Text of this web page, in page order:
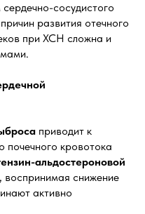
сосудистого
развития отечного
при ХСН сложна и
приводит к
почечного кровотока
альдостероновой
воспринимая снижение
активно